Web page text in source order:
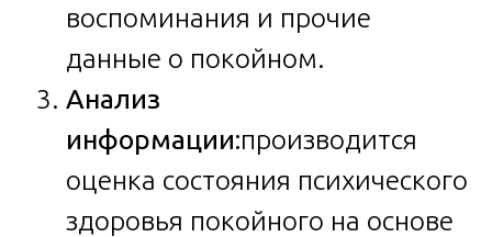
воспоминания и прочие
данные о покойном.
Анализ
информации:производится
оценка состояния психического
здоровья покойного на основе